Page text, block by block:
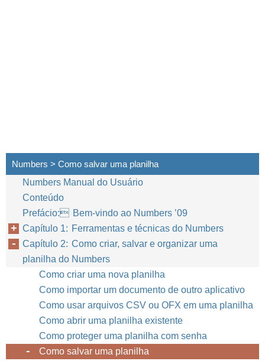
Numbers > Como salvar uma planilha
Numbers Manual do Usuário
Conteúdo
Prefácio: Bem-vindo ao Numbers ’09
Capítulo 1: Ferramentas e técnicas do Numbers
Capítulo 2: Como criar, salvar e organizar uma
planilha do Numbers
Como criar uma nova planilha
Como importar um documento de outro aplicativo
Como usar arquivos CSV ou OFX em uma planilha
Como abrir uma planilha existente
Como proteger uma planilha com senha
Como salvar uma planilha